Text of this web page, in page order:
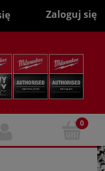
Zaloguj się